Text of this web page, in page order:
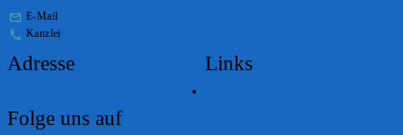
E-Mail
Kanzlei
Adresse Links
Folge uns auf